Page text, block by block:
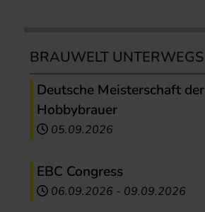
BRAUWELT UNTERWEGS
Deutsche Meisterschaft der
Hobbybrauer
05.09.2026
EBC Congress
06.09.2026 - 09.09.2026